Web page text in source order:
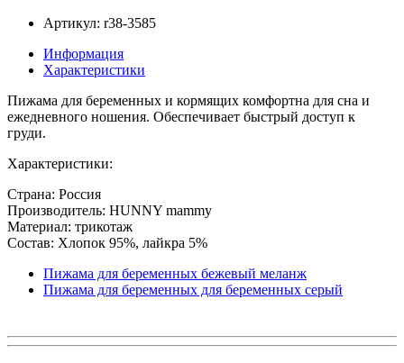
Артикул: r38-3585
Информация
Характеристики
Пижама для беременных и кормящих комфортна для сна и
ежедневного ношения. Обеспечивает быстрый доступ к
груди.
Характеристики:
Страна: Россия
Производитель: HUNNY mammy
Материал: трикотаж
Состав: Хлопок 95%, лайкра 5%
Пижама для беременных бежевый меланж
Пижама для беременных для беременных серый